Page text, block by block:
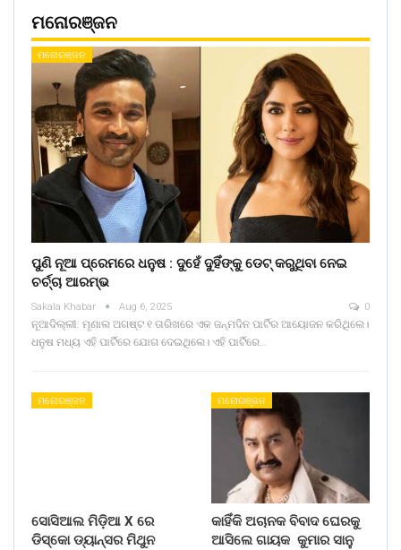
ମନୋରଞ୍ଜନ
ମନୋରଞ୍ଜନ
ପୁଣି ନୂଆ ପ୍ରେମରେ ଧନୁଷ : ଦୁହେଁ ଦୁହିଁଙ୍କୁ ଡେଟ୍ କରୁଥିବା ନେଇ
ଚର୍ଚ୍ଚା ଆରମ୍ଭ
Sakala Khabar Aug 6, 2025 0
ନୂଆଦିଲ୍ଲୀ: ମୃଣାଲ ଅଗଷ୍ଟ ୧ ତାରିଖରେ ଏକ ଜନ୍ମଦିନ ପାର୍ଟିର ଆୟୋଜନ କରିଥିଲେ।
ଧନୁଷ ମଧ୍ୟ ଏହି ପାର୍ଟିରେ ଯୋଗ ଦେଇଥିଲେ। ଏହି ପାର୍ଟିରେ…
ମନୋରଞ୍ଜନ
ସୋସିଆଲ ମିଡ଼ିଆ X ରେ
ଡିସ୍କୋ ଡ୍ୟାନ୍ସର ମିଥୁନ
ମନୋରଞ୍ଜନ
କାହିଁକି ଅଚାନକ ବିବାଦ ଘେରକୁ
ଆସିଲେ ଗାୟକ କୁମାର ସାନୁ